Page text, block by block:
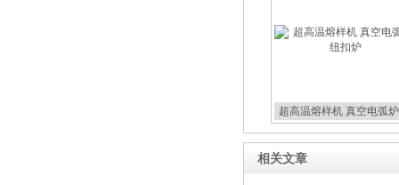
超高温熔样机 真空电弧
相关文章